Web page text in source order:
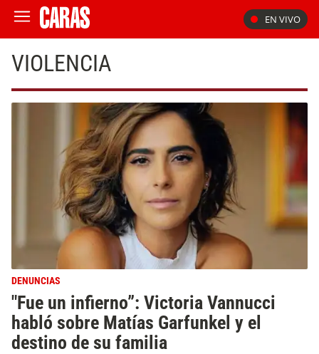
EN VIVO
VIOLENCIA
DENUNCIAS
"Fue un infierno”: Victoria Vannucci
habló sobre Matías Garfunkel y el
destino de su familia